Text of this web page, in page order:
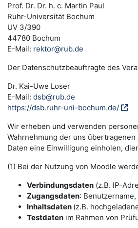
Prof. Dr. Dr. h. c. Martin Paul
Ruhr-Universität Bochum
UV 3/390
44780 Bochum
E-Mail: rektor@rub.de
Der Datenschutzbeauftragte des
Dr. Kai-Uwe Loser
E-Mail: dsb@rub.de
https://dsb.ruhr-uni-bochum.de/
Wir erheben und verwenden
Wahrnehmung der uns
Daten eine Einwilligung einholen,
(1) Bei der Nutzung von Moodle
Verbindungsdaten (z.B. IP-
Zugangsdaten:
Inhaltsdaten (z.B.
Testdaten im Rahmen von